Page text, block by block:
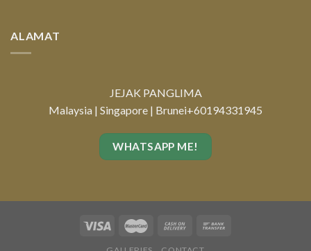
ALAMAT
JEJAK PANGLIMA
Malaysia | Singapore | Brunei+60194331945
WHATSAPP ME!